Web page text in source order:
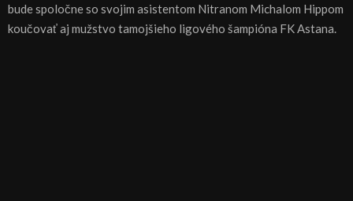
bude spoločne so svojim asistentom Nitranom Michalom Hippom
koučovať aj mužstvo tamojšieho ligového šampióna FK Astana.